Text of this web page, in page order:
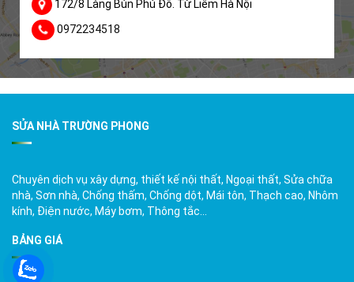
172/8 Làng Bún Phú Đô. Từ Liêm Hà Nội
0972234518
SỬA NHÀ TRƯỜNG PHONG
Chuyên dịch vụ xây dựng, thiết kế nội thất, Ngoại thất, Sửa chữa
nhà, Sơn nhà, Chống thấm, Chống dột, Mái tôn, Thạch cao, Nhôm
kính, Điện nước, Máy bơm, Thông tắc…
BẢNG GIÁ